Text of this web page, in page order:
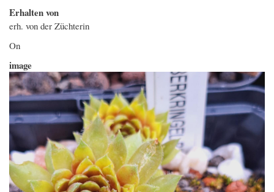
Erhalten von
erh. von der Züchterin
Hinweis
On
image